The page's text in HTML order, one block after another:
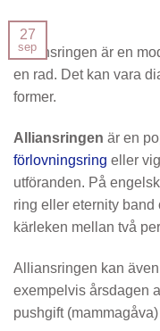
27
sep
Alliansringen är en
en rad. Det kan vara
former.
Alliansringen är en
förlovningsring eller
utföranden. På
ring eller eternity
kärleken mellan två
Alliansringen kan
exempelvis årsdagen
pushgift